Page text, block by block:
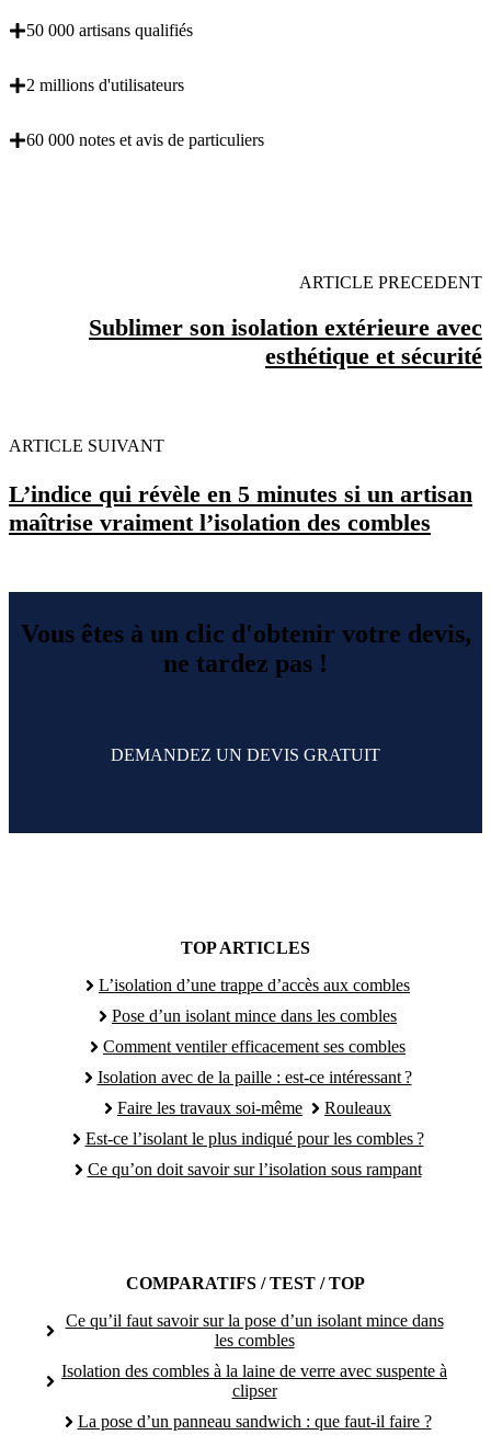
50 000 artisans qualifiés
2 millions d'utilisateurs
60 000 notes et avis de particuliers
ARTICLE PRECEDENT
Sublimer son isolation extérieure avec
esthétique et sécurité
ARTICLE SUIVANT
L’indice qui révèle en 5 minutes si un artisan
maîtrise vraiment l’isolation des combles
Vous êtes à un clic d'obtenir votre devis,
ne tardez pas !
DEMANDEZ UN DEVIS GRATUIT
TOP ARTICLES
L’isolation d’une trappe d’accès aux combles
Pose d’un isolant mince dans les combles
Comment ventiler efficacement ses combles
Isolation avec de la paille : est-ce intéressant ?
Faire les travaux soi-même
Rouleaux
Est-ce l’isolant le plus indiqué pour les combles ?
Ce qu’on doit savoir sur l’isolation sous rampant
COMPARATIFS / TEST / TOP
Ce qu’il faut savoir sur la pose d’un isolant mince dans
les combles
Isolation des combles à la laine de verre avec suspente à
clipser
La pose d’un panneau sandwich : que faut-il faire ?